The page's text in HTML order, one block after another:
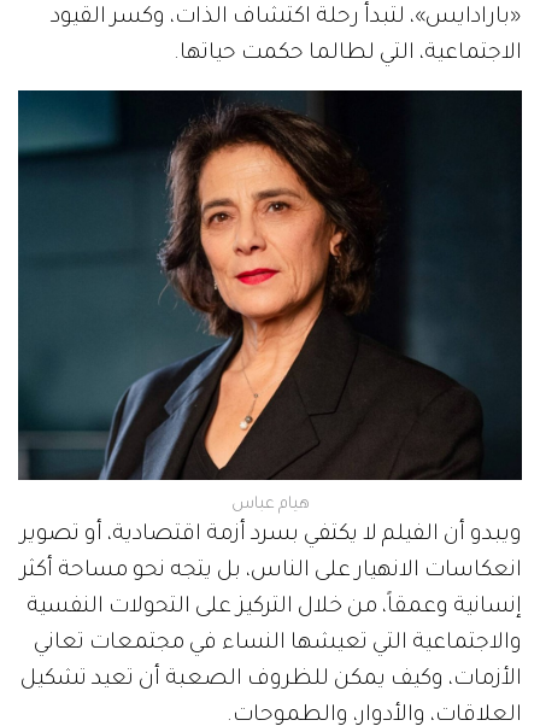
«بارادايس»، لتبدأ رحلة اكتشاف الذات، وكسر القيود
الاجتماعية، التي لطالما حكمت حياتها.
هيام عباس
ويبدو أن الفيلم لا يكتفي بسرد أزمة اقتصادية، أو تصوير
انعكاسات الانهيار على الناس، بل يتجه نحو مساحة أكثر
إنسانية وعمقاً، من خلال التركيز على التحولات النفسية
والاجتماعية التي تعيشها النساء في مجتمعات تعاني
الأزمات، وكيف يمكن للظروف الصعبة أن تعيد تشكيل
العلاقات، والأدوار، والطموحات.